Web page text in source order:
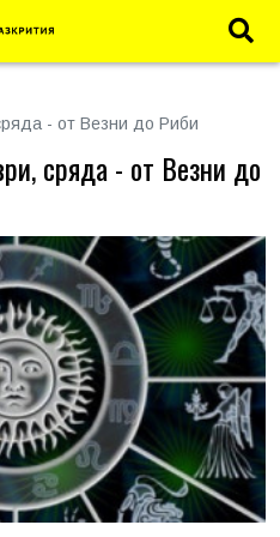
- от Везни до Риби
сряда - от Везни до